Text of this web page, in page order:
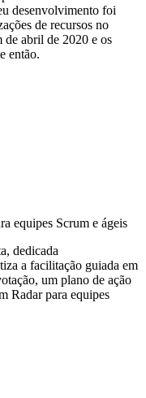
desenvolvimento foi
de recursos no
abril de 2020 e os
então.
equipes Scrum e ágeis
dedicada
a facilitação guiada em
um plano de ação
Radar para equipes